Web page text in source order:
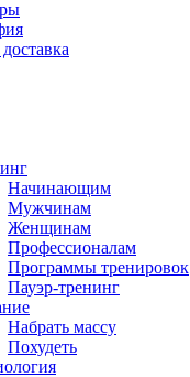
Начинающим
Мужчинам
Женщинам
Профессионалам
Программы тренировок
Пауэр-тренинг
Набрать массу
Похудеть